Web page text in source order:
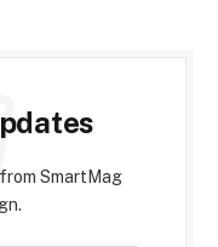
SmartMag